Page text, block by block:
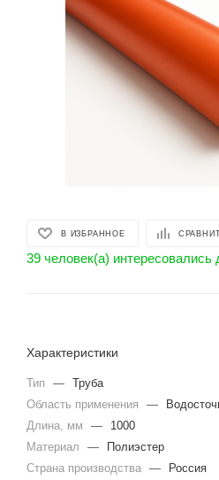
В ИЗБРАННОЕ
39 человек(а)
Характеристики
Тип — Труба
Область применения
—
Длина, мм
—
1000
Материал
—
Полиэстер
Страна производства — Россия